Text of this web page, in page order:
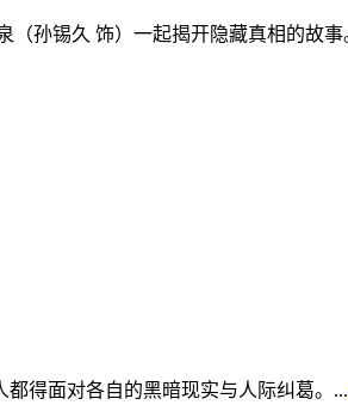
孙锡久 饰）一起揭开隐藏真相的故事
得面对各自的黑暗现实与人际纠葛。...